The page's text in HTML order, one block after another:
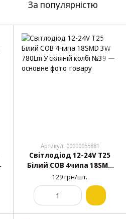
За популярністю
Артикул: 00000055881
Світлодіод 12-24V Т25
Білий COB 4чипа 18SMD
3W 780Lm У скляній колбі
№39
129 грн/шт.